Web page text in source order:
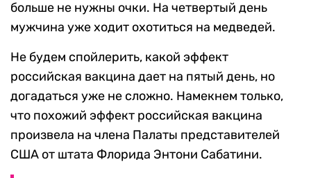
больше не нужны очки. На четвертый день
мужчина уже ходит охотиться на медведей.
Не будем спойлерить, какой эффект
российская вакцина дает на пятый день, но
догадаться уже не сложно. Намекнем только,
что похожий эффект российская вакцина
произвела на члена Палаты представителей
США от штата Флорида Энтони Сабатини.